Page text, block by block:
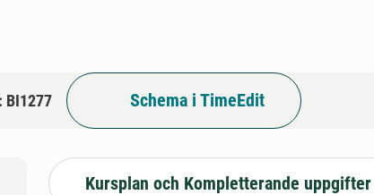
BI1277 Schema i TimeEdit
Kursplan och Kompletterande uppgifter